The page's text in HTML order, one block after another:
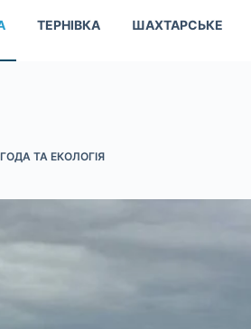
ТЕРНІВКА ШАХТАРСЬКЕ
ТА ЕКОЛОГІЯ